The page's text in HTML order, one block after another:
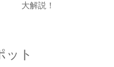
大解説！
ット